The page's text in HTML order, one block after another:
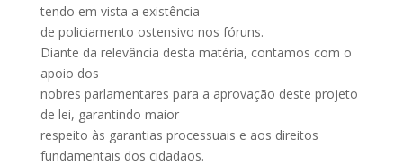
tendo em vista a existência
de policiamento ostensivo nos fóruns.
Diante da relevância desta matéria, contamos com o
apoio dos
nobres parlamentares para a aprovação deste projeto
de lei, garantindo maior
respeito às garantias processuais e aos direitos
fundamentais dos cidadãos.